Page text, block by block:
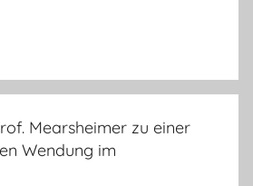
Mearsheimer zu einer
Wendung im